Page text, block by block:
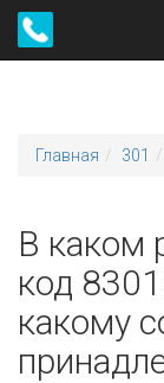
Главная 301
В каком
код
какому